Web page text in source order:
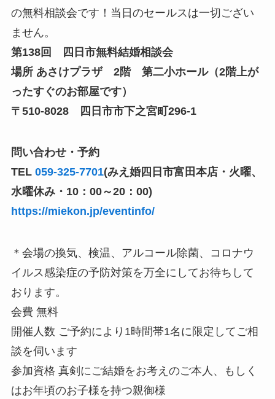
の無料相談会です！当日のセールスは一切ござい
ません。
第138回 四日市無料結婚相談会
場所 あさけプラザ 2階 第二小ホール（2階上が
ったすぐのお部屋です）
〒510-8028 四日市市下之宮町296-1
問い合わせ・予約
TEL 059-325-7701(みえ婚四日市富田本店・火曜、
水曜休み・10：00～20：00)
https://miekon.jp/eventinfo/
＊会場の換気、検温、アルコール除菌、コロナウ
イルス感染症の予防対策を万全にしてお待ちして
おります。
会費 無料
開催人数 ご予約により1時間帯1名に限定してご相
談を伺います
参加資格 真剣にご結婚をお考えのご本人、もしく
はお年頃のお子様を持つ親御様